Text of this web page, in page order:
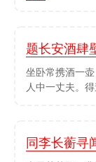
题长安酒肆
坐卧常携酒一
人中一丈夫。
同李长蘅寻